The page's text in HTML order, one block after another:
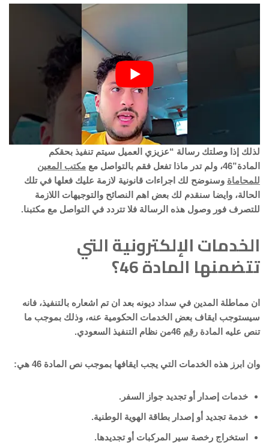
لذلك إذا وصلتك رسالة “عزيزي العميل سيتم تنفيذ بحقكم
المادة”46، ولم تدر ماذا تفعل فقم بالتواصل مع
مكتب المعين
للمحاماة وسنوضح لك اجراءات قانونية لازمة عليك فعلها في تلك
الحالة، وايضا سنقدم لك بعض اهم النصائح والتوجيهات اللازمة
للتصرف فور وصول هذه الرسالة فلا تتردد في التواصل مع مكتبنا.
الخدمات الإلكترونية التي
تتضمنها المادة 46؟
ان مماطلة المدين في سداد ديونه بعد ان تم اشعاره بالتنفيذ، فانه
سيستوجب ايقاف بعض الخدمات الحكومية عنه، وذلك بموجب ما
تنص عليه المادة رقم
وان ابرز هذه الخدمات التي يجب ايقافها بموجب نص المادة 46 هي:
خدمات إصدار أو تجديد جواز السفر.
خدمة تجديد أو إصدار بطاقة الهوية الوطنية.
استخراج رخصة سير المركبات أو تجديدها.